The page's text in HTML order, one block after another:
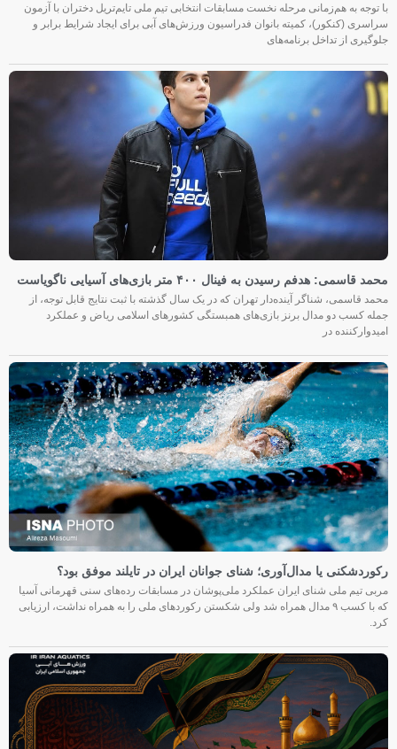
با توجه به هم‌زمانی مرحله نخست مسابقات انتخابی تیم ملی تایم‌تریل دختران با آزمون
سراسری (کنکور)، کمیته بانوان فدراسیون ورزش‌های آبی برای ایجاد شرایط برابر و
جلوگیری از تداخل برنامه‌های
محمد قاسمی: هدفم رسیدن به فینال ۴۰۰ متر بازی‌های آسیایی ناگویاست
محمد قاسمی، شناگر آینده‌دار تهران که در یک سال گذشته با ثبت نتایج قابل توجه، از
جمله کسب دو مدال برنز بازی‌های همبستگی کشورهای اسلامی ریاض و عملکرد
امیدوارکننده در
رکوردشکنی یا مدال‌آوری؛ شنای جوانان ایران در تایلند موفق بود؟
مربی تیم ملی شنای ایران عملکرد ملی‌پوشان در مسابقات رده‌های سنی قهرمانی آسیا
که با کسب ۹ مدال همراه شد ولی شکستن رکوردهای ملی را به همراه نداشت، ارزیابی
کرد.